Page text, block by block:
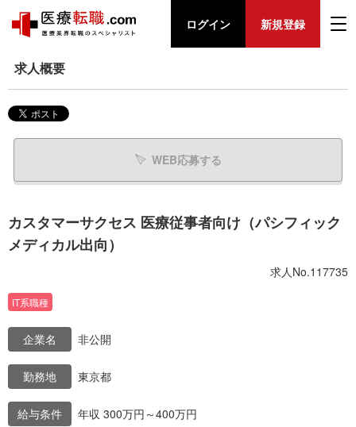
ログイン 新規登録
求人概要
WEB応募する
カスタマーサクセス 医療従事者向け（パシフィック
メディカル出向）
求人No.117735
IT系職種
企業名 非公開
勤務地 東京都
給与条件 年収 300万円～400万円